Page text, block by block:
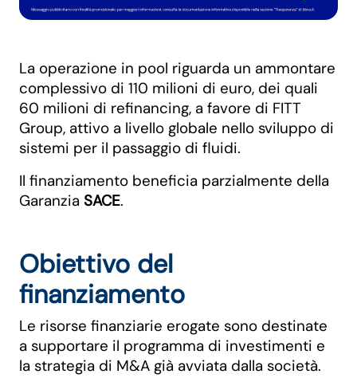
La operazione in pool riguarda un ammontare
complessivo di 110 milioni di euro, dei quali
60 milioni di refinancing, a favore di FITT
Group, attivo a livello globale nello sviluppo di
sistemi per il passaggio di fluidi.
Il finanziamento beneficia parzialmente della
Garanzia SACE.
Obiettivo del
finanziamento
Le risorse finanziarie erogate sono destinate
a supportare il programma di investimenti e
la strategia di M&A già avviata dalla società.